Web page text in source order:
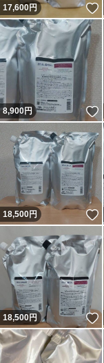
17,600円
8,900円
18,500円
18,500円